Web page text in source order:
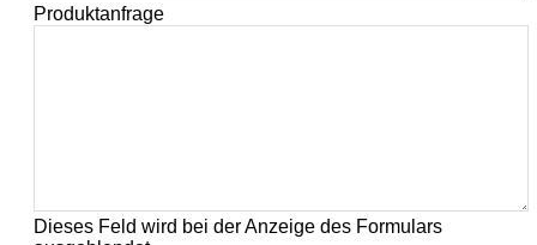
Produktanfrage
Dieses Feld wird bei der Anzeige des Formulars